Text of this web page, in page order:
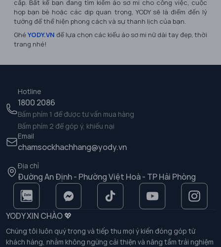
cấp. Bất kể bạn đang tìm kiếm áo sơ mi cho công việc, cuộc
họp bạn bè hoặc các dịp quan trọng, YODY sẽ là điểm đến lý
tưởng để thể hiện phong cách và sự thanh lịch của bạn.
GhéYODY.VN để lựa chọn các kiểu áo sơ mi nữ dài tay đẹp, thời
trang nhé!
Hotline
1800 2086
Bấm phím 1 để được tư vấn mua hàng
Bấm phím 2 để góp ý, khiếu nại
Email
chamsockhachhang@yody.vn
Địa chỉ
Đường An Định - Phường Việt Hoà - TP Hải Phòng
YODY XIN CHÀO 💖
Chúng tôi luôn quý trọng và tiếp thu mọi ý kiến đóng góp từ
khách hàng, nhằm không ngừng cải thiện và nâng tầm trải nghiệm